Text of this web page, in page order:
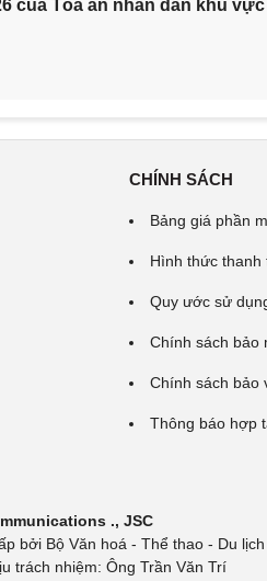
của Tòa án nhân dân khu
CHÍNH SÁCH
Bảng giá phần
Hình thức thanh
Quy ước sử
Chính sách bảo
Chính sách bảo
Thông báo hợp
., JSC
bởi Bộ Văn hoá - Thể thao - Du lịch
trách nhiệm: Ông Trần Văn Trí